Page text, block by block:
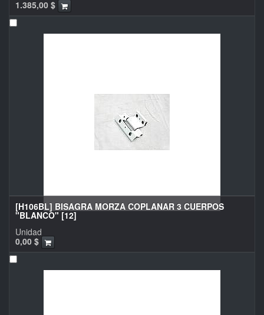
1.385,00 $
[H106BL] BISAGRA MORZA COPLANAR 3 CUERPOS
"BLANCO" [12]
0,00 $
Unidad